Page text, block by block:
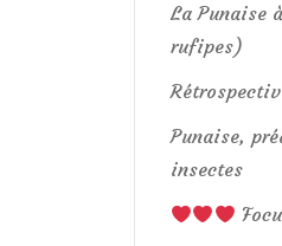
La Punaise
rufipes)
Punaise,
insectes